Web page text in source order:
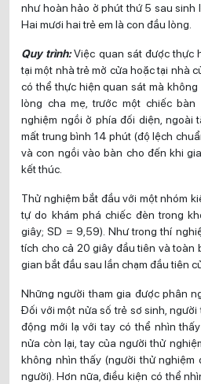
như hoàn hảo ở phút thứ 5 sau sinh
Hai mươi hai trẻ em là con đầu lòng.
Quy trình:Việc quan sát được thực
tại một nhà trẻ mở cửa hoặc tại nhà
có thể thực hiện quan sát mà không
lòng cha mẹ, trước một chiếc
nghiệm ngồi ở phía đối diện, ngoài
mất trung bình 14 phút (độ lệch
và con ngồi vào bàn cho đến khi
kết thúc.
Thử nghiệm bắt đầu với một nhóm
tự do khám phá chiếc đèn trong
giây; SD = 9,59). Như trong thí
tích cho cả 20 giây đầu tiên và toàn
gian bắt đầu sau lần chạm đầu tiên
Những người tham gia được phân
Đối với một nửa số trẻ sơ sinh,
động mới lạ với tay có thể nhìn
nửa còn lại, tay của người thử
không nhìn thấy (người thử nghiệm
người). Hơn nữa, điều kiện có thể